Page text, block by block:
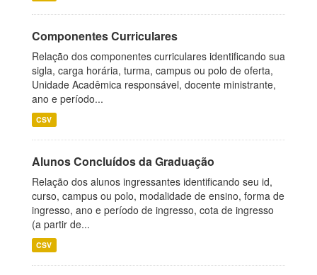
Componentes Curriculares
Relação dos componentes curriculares identificando sua
sigla, carga horária, turma, campus ou polo de oferta,
Unidade Acadêmica responsável, docente ministrante,
ano e período...
CSV
Alunos Concluídos da Graduação
Relação dos alunos ingressantes identificando seu id,
curso, campus ou polo, modalidade de ensino, forma de
ingresso, ano e período de ingresso, cota de ingresso
(a partir de...
CSV